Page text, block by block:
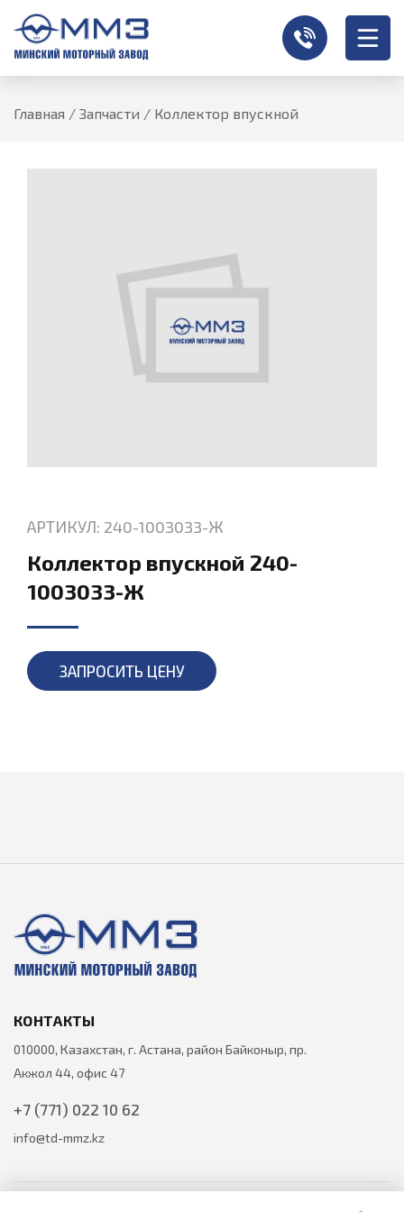
Главная / Запчасти / Коллектор впускной
АРТИКУЛ: 240-1003033-Ж
Коллектор впускной 240-
1003033-Ж
ЗАПРОСИТЬ ЦЕНУ
КОНТАКТЫ
010000, Казахстан, г. Астана, район Байконыр, пр.
Акжол 44, офис 47
+7 (771) 022 10 62
info@td-mmz.kz